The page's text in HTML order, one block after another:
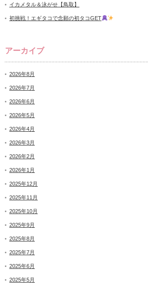
イカメタル＆泳がせ【鳥取】
初挑戦！エギタコで念願の初タコGET
アーカイブ
2026年8月
2026年7月
2026年6月
2026年5月
2026年4月
2026年3月
2026年2月
2026年1月
2025年12月
2025年11月
2025年10月
2025年9月
2025年8月
2025年7月
2025年6月
2025年5月